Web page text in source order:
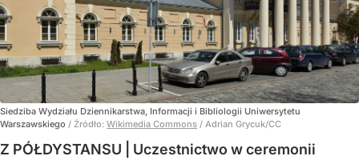
Siedziba Wydziału Dziennikarstwa, Informacji i Bibliologii Uniwersytetu
Warszawskiego / Źródło: Wikimedia Commons / Adrian Grycuk/CC
Z PÓŁDYSTANSU | Uczestnictwo w ceremonii